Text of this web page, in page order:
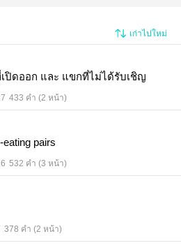
เก่าไปใหม่
ร์ ที่เปิดออก และ แขกที่ไม่ได้รับเชิญ
433 คำ (2 หน้า)
eating pairs
532 คำ (3 หน้า)
378 คำ (2 หน้า)